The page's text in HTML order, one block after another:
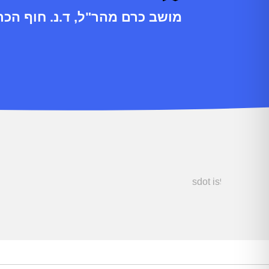
מושב כרם מהר"ל, ד.נ. חוף הכרמל